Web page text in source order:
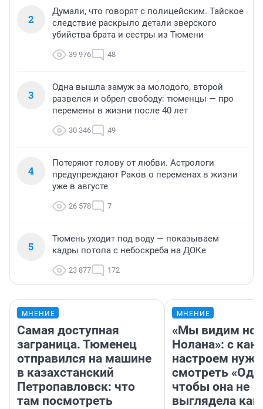
2
Думали, что говорят с полицейским. Тайское
следствие раскрыло детали зверского
убийства брата и сестры из Тюмени
39 976 48
3
Одна вышла замуж за молодого, второй
развелся и обрел свободу: тюменцы — про
перемены в жизни после 40 лет
30 346 49
4
Потеряют голову от любви. Астрологи
предупреждают Раков о переменах в жизни
уже в августе
26 578 7
5
Тюмень уходит под воду — показываем
кадры потопа с небоскреба на ДОКе
23 877 172
МНЕНИЕ
Самая доступная
заграница. Тюменец
отправился на машине
в казахстанский
Петропавловск: что
там посмотреть
МНЕНИЕ
«Мы видим
Нолана»: с
настроем
смотреть
чтобы она не
выглядела как